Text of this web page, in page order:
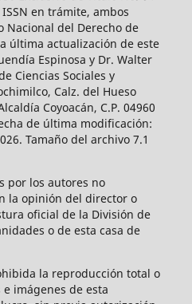
en trámite, ambos
del Derecho de
última actualización de este
Espinosa y Dr. Walter
Ciencias Sociales y
Calz. del Hueso
Coyoacán, C.P. 04960
de última modificación:
Tamaño del archivo 7.1
por los autores no
la opinión del director o
oficial de la División de
o de esta casa de
la reproducción total o
imágenes de esta